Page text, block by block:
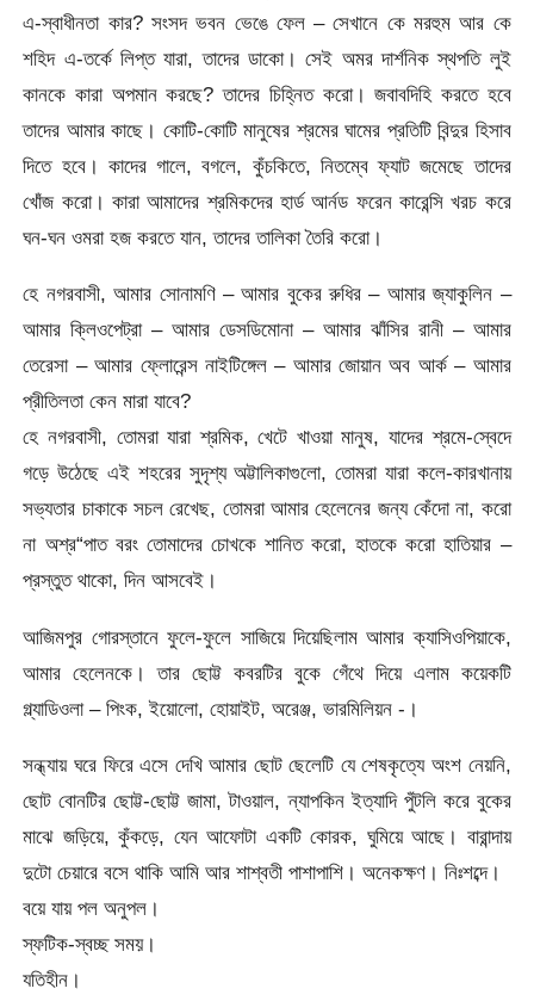
এ-স্বাধীনতা কার? সংসদ ভবন ভেঙে ফেল – সেখানে কে মরহুম আর কে
শহিদ এ-তর্কে লিপ্ত যারা, তাদের ডাকো। সেই অমর দার্শনিক স্থপতি লুই
কানকে কারা অপমান করছে? তাদের চিহ্নিত করো। জবাবদিহি করতে হবে
তাদের আমার কাছে। কোটি-কোটি মানুষের শ্রমের ঘামের প্রতিটি বিন্দুর হিসাব
দিতে হবে। কাদের গালে, বগলে, কুঁচকিতে, নিতম্বে ফ্যাট জমেছে তাদের
খোঁজ করো। কারা আমাদের শ্রমিকদের হার্ড আর্নড ফরেন কারেন্সি খরচ করে
ঘন-ঘন ওমরা হজ করতে যান, তাদের তালিকা তৈরি করো।
হে নগরবাসী, আমার সোনামণি – আমার বুকের রুধির – আমার জ্যাকুলিন –
আমার ক্লিওপেট্রা – আমার ডেসডিমোনা – আমার ঝাঁসির রানী – আমার
তেরেসা – আমার ফ্লোরেন্স নাইটিঙ্গেল – আমার জোয়ান অব আর্ক – আমার
প্রীতিলতা কেন মারা যাবে?
হে নগরবাসী, তোমরা যারা শ্রমিক, খেটে খাওয়া মানুষ, যাদের শ্রমে-স্বেদে
গড়ে উঠেছে এই শহরের সুদৃশ্য অট্টালিকাগুলো, তোমরা যারা কলে-কারখানায়
সভ্যতার চাকাকে সচল রেখেছ, তোমরা আমার হেলেনের জন্য কেঁদো না, করো
না অশ্র“পাত বরং তোমাদের চোখকে শানিত করো, হাতকে করো হাতিয়ার –
প্রস্তুত থাকো, দিন আসবেই।
আজিমপুর গোরস্তানে ফুলে-ফুলে সাজিয়ে দিয়েছিলাম আমার ক্যাসিওপিয়াকে,
আমার হেলেনকে। তার ছোট্ট কবরটির বুকে গেঁথে দিয়ে এলাম কয়েকটি
গ্ল্যাডিওলা – পিংক, ইয়োলো, হোয়াইট, অরেঞ্জ, ভারমিলিয়ন -।
সন্ধ্যায় ঘরে ফিরে এসে দেখি আমার ছোট ছেলেটি যে শেষকৃত্যে অংশ নেয়নি,
ছোট বোনটির ছোট্ট-ছোট্ট জামা, টাওয়াল, ন্যাপকিন ইত্যাদি পুঁটলি করে বুকের
মাঝে জড়িয়ে, কুঁকড়ে, যেন আফোটা একটি কোরক, ঘুমিয়ে আছে। বারান্দায়
দুটো চেয়ারে বসে থাকি আমি আর শাশ্বতী পাশাপাশি। অনেকক্ষণ। নিঃশব্দে।
বয়ে যায় পল অনুপল।
স্ফটিক-স্বচ্ছ সময়।
যতিহীন।